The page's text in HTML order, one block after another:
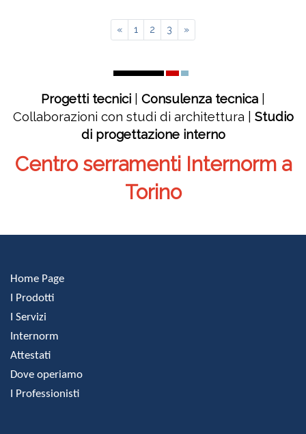
« 1 2 3 »
Progetti tecnici Consulenza tecnica
Collaborazioni con studi di architettura | Studio
di progettazione interno
Centro serramenti Internorm a
Torino
Home Page
I Prodotti
I Servizi
Internorm
Attestati
Dove operiamo
I Professionisti